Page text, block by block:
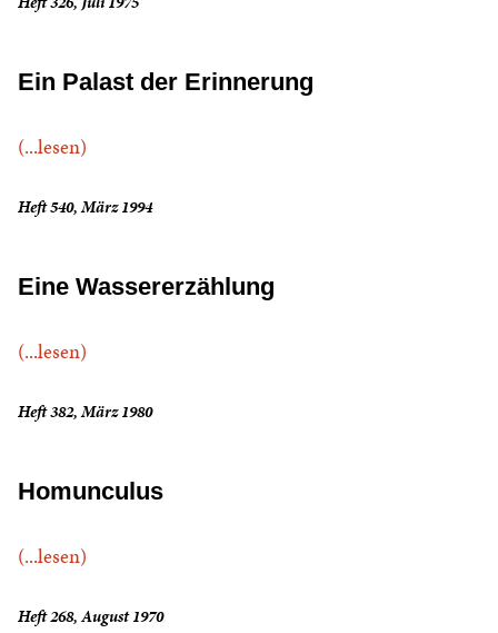
Ein Palast der Erinnerung
(...lesen)
Heft 540, März 1994
Eine Wassererzählung
(...lesen)
Heft 382, März 1980
Homunculus
(...lesen)
Heft 268, August 1970